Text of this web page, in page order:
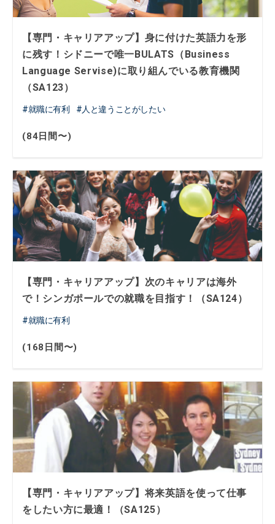
【専門・キャリアアップ】身に付けた英語力を形
に残す！シドニーで唯一BULATS（Business
Language Servise)に取り組んでいる教育機関
（SA123）
就職に有利 人と違うことがしたい
(84日間〜)
【専門・キャリアアップ】次のキャリアは海外
で！シンガポールでの就職を目指す！（SA124）
就職に有利
(168日間〜)
【専門・キャリアアップ】将来英語を使って仕事
をしたい方に最適！（SA125）